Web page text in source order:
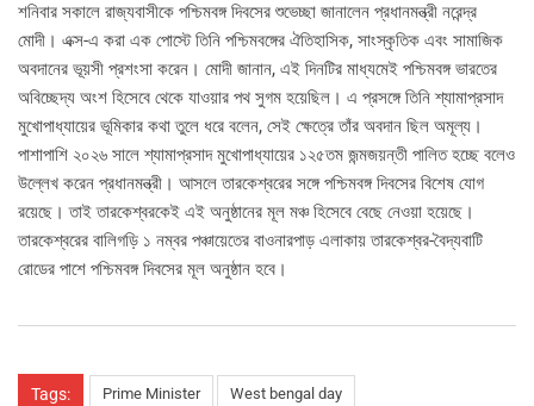
শনিবার সকালে রাজ্যবাসীকে পশ্চিমবঙ্গ দিবসের শুভেচ্ছা জানালেন প্রধানমন্ত্রী নরেন্দ্র
মোদী। এক্স-এ করা এক পোস্টে তিনি পশ্চিমবঙ্গের ঐতিহাসিক, সাংস্কৃতিক এবং সামাজিক
অবদানের ভূয়সী প্রশংসা করেন। মোদী জানান, এই দিনটির মাধ্যমেই পশ্চিমবঙ্গ ভারতের
অবিচ্ছেদ্য অংশ হিসেবে থেকে যাওয়ার পথ সুগম হয়েছিল। এ প্রসঙ্গে তিনি শ্যামাপ্রসাদ
মুখোপাধ্যায়ের ভূমিকার কথা তুলে ধরে বলেন, সেই ক্ষেত্রে তাঁর অবদান ছিল অমূল্য।
পাশাপাশি ২০২৬ সালে শ্যামাপ্রসাদ মুখোপাধ্যায়ের ১২৫তম জন্মজয়ন্তী পালিত হচ্ছে বলেও
উল্লেখ করেন প্রধানমন্ত্রী। আসলে তারকেশ্বরের সঙ্গে পশ্চিমবঙ্গ দিবসের বিশেষ যোগ
রয়েছে। তাই তারকেশ্বরকেই এই অনুষ্ঠানের মূল মঞ্চ হিসেবে বেছে নেওয়া হয়েছে।
তারকেশ্বরের বালিগড়ি ১ নম্বর পঞ্চায়েতের বাওনারপাড় এলাকায় তারকেশ্বর-বৈদ্যবাটি
রোডের পাশে পশ্চিমবঙ্গ দিবসের মূল অনুষ্ঠান হবে।
Tags: Prime Minister West bengal day